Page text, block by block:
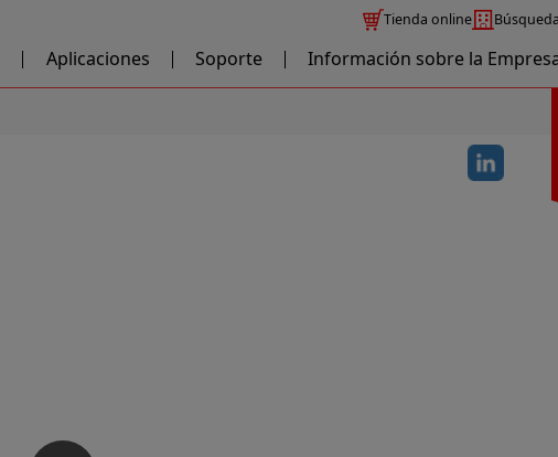
Tienda online
Aplicaciones Soporte Información sobre la